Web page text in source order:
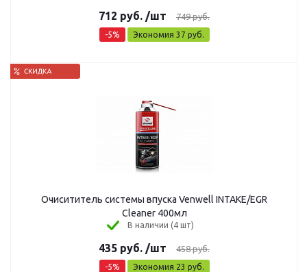
712 руб. /шт 749руб.
-5% Экономия 37 руб.
Очисититель системы впуска Venwell INTAKE/EGR
Cleaner 400мл
В наличии (4 шт)
435 руб. /шт 458руб.
-5% Экономия 23 руб.